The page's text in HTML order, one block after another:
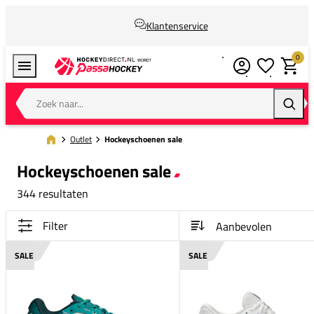
Klantenservice
Zoek naar...
0
Outlet Hockeyschoenen sale
Hockeyschoenen sale
344 resultaten
Filter
SALE SALE